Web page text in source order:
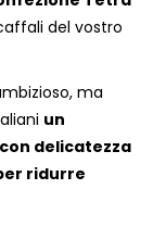
del vostro
ma
un
delicatezza
ridurre